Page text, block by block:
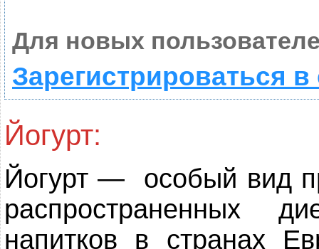
Для новых
Зарегистрироваться
Йогурт:
Йогурт — особый вид
распространенных
напитков в странах